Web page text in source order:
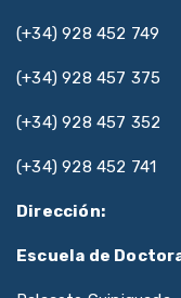
(+34) 928 452 749
(+34) 928 457 375
(+34) 928 457 352
(+34) 928 452 741
Dirección:
Escuela de